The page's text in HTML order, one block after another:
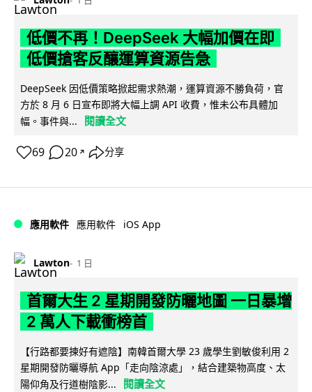
低價不再！DeepSeek 大幅加價在即
低價搶客反釀運算資源告急
DeepSeek 因低價策略掀起需求熱潮，運算資源不勝負荷，官
方於 8 月 6 日宣布即將大幅上調 API 收費，惟未公布具體加
幅。事件與...
閱讀全文
69 20 ↗ 分享
應用軟件 應用軟件 iOS App
Lawton 1 日
首爾大生 2 星期開發防曬地圖 一日暴增
2 萬人下載衝榜首
【行路都要揀好有遮陰】南韓首爾大學 23 歲學生劉敏俊利用 2
星期開發防曬導航 App「走向陰涼處」，結合建築物高度、太
陽仰角及行道樹陰影...
閱讀全文